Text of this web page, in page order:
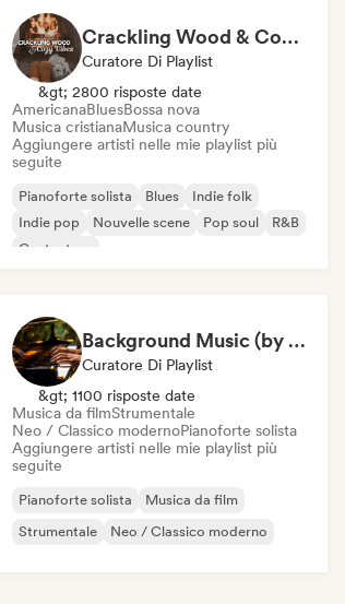
Crackling Wood & Cozy Vibes 🔥 Singer-Songwriter, Dream Pop & Bedroom Pop
Curatore Di Playlist
&gt; 2800 risposte date
AmericanaBluesBossa nova
Musica cristianaMusica country
Aggiungere artisti nelle mie playlist più
seguite
Pianoforte solista Blues
Indie folk
Indie pop
Nouvelle scene Pop soul
R&B
Cantautore
Background Music (by Pianoman)
Curatore Di Playlist
&gt; 1100 risposte date
Musica da filmStrumentale
Neo / Classico modernoPianoforte solista
Aggiungere artisti nelle mie playlist più
seguite
Pianoforte solista
Musica da film
Strumentale
Neo / Classico moderno